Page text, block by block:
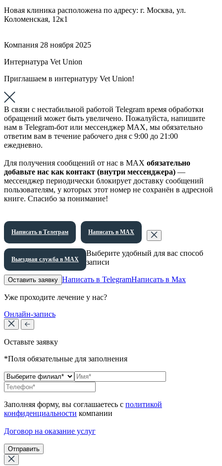
Новая клиника расположена по адресу: г. Москва, ул.
Коломенская, 12к1
Компания 28 ноября 2025
Интернатура Vet Union
Приглашаем в интернатуру Vet Union!
В связи с нестабильной работой Telegram время обработки
обращений может быть увеличено. Пожалуйста, напишите
нам в Telegram-бот или мессенджер МАХ, мы обязательно
ответим вам в течение рабочего дня с 9:00 до 21:00
ежедневно.
Для получения сообщений от нас в МАХ обязательно
добавьте нас как контакт (внутри мессенджера) —
мессенджер периодически блокирует доставку сообщений
пользователям, у которых этот номер не сохранён в адресной
книге. Спасибо за понимание!
Написать в Телеграм Написать в МАХ
Выездная служба в МАХ
Выберите удобный для вас способ
записи
Оставить заявку Написать в TelegramНаписать в Max
Уже проходите лечение у нас?
Онлайн-запись
Оставьте заявку
*Поля обязательные для заполнения
Заполняя форму, вы соглашаетесь с политикой
конфиденциальности компании
Договор на оказание услуг
Отправить